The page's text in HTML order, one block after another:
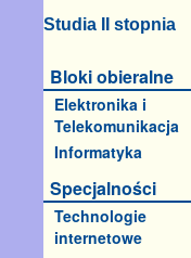
Studia II stopnia
Bloki obieralne
Elektronika i
Telekomunikacja
Informatyka
Specjalności
Technologie
internetowe